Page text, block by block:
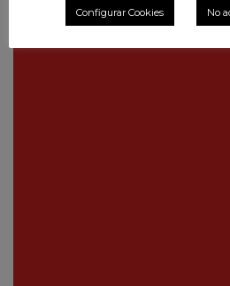
Configurar Cookies No